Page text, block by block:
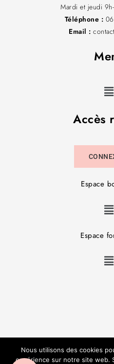
Mardi et jeudi
Téléphone :
Email :
Accès
Espace
Espace
Copyright © JL Studio Beauté
Mentions Légales –CGV
Nous utilisons des cookies
expérience sur notre site web.